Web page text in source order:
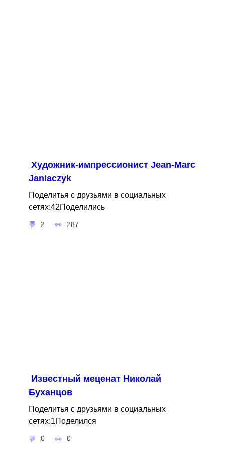
Художник-импрессионист Jean-Marc
Janiaczyk
Поделитья с друзьями в социальных
сетях:42Поделились
2 287
Известный меценат Николай
Буханцов
Поделитья с друзьями в социальных
сетях:1Поделился
0 0